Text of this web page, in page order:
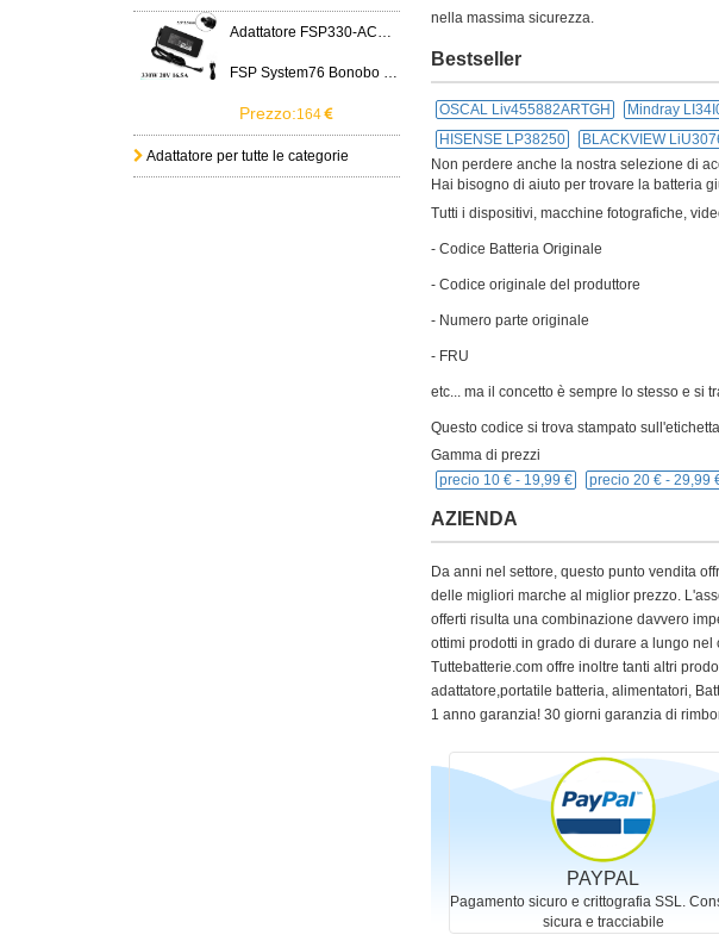
nella massima sicurezza.
Bestseller
OSCAL Liv455882ARTGH Mindray
HISENSE LP38250
BLACKVIEW
Non perdere anche la nostra selezione di
Hai bisogno di aiuto per trovare la batteria
Tutti i dispositivi, macchine fotografiche,
- Codice Batteria Originale
- Codice originale del produttore
- Numero parte originale
- FRU
etc... ma il concetto è sempre lo stesso e si
Questo codice si trova stampato
Gamma di prezzi
precio 10 € - 19,99 € precio 20 € - 29,99
AZIENDA
Da anni nel settore, questo punto vendita
delle migliori marche al miglior prezzo.
offerti risulta una combinazione davvero
ottimi prodotti in grado di durare a lungo nel
Tuttebatterie.com offre inoltre tanti altri
adattatore,portatile batteria, alimentatori,
1 anno garanzia! 30 giorni garanzia di
PAYPAL
Pagamento sicuro e crittografia SSL.
sicura e tracciabile
Adattatore FSP330-ACAU3
FSP System76 Bonobo WS (bonw16)/Ultra 9/RTX5090
Prezzo:164
Adattatore per tutte le categorie